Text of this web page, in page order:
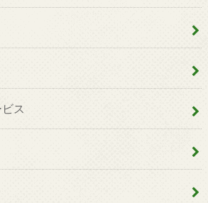
ス